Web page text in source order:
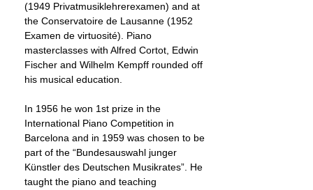
(1949 Privatmusiklehrerexamen) and at
the Conservatoire de Lausanne (1952
Examen de virtuosité). Piano
masterclasses with Alfred Cortot, Edwin
Fischer and Wilhelm Kempff rounded off
his musical education.
In 1956 he won 1st prize in the
International Piano Competition in
Barcelona and in 1959 was chosen to be
part of the “Bundesauswahl junger
Künstler des Deutschen Musikrates”. He
taught the piano and teaching